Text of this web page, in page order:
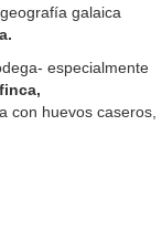
galaica
especialmente
con huevos caseros,